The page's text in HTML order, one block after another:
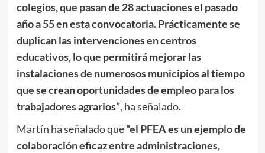
colegios, que pasan de 28 actuaciones el pasado
año a 55 en esta convocatoria. Prácticamente se
duplican las intervenciones en centros
educativos, lo que permitirá mejorar las
instalaciones de numerosos municipios al tiempo
que se crean oportunidades de empleo para los
trabajadores agrarios”, ha señalado.
Martín ha señalado que“el PFEA es un ejemplo de
colaboración eficaz entre administraciones,